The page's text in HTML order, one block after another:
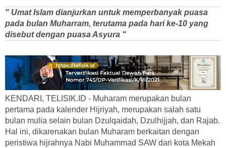
" Umat Islam dianjurkan untuk memperbanyak puasa
pada bulan Muharram, terutama pada hari ke-10 yang
disebut dengan puasa Asyura "
KENDARI, TELISIK.ID - Muharam merupakan bulan
pertama pada kalender Hijriyah, merupakan salah satu
bulan mulia selain bulan Dzulqaidah, Dzulhijjah, dan Rajab.
Hal ini, dikarenakan bulan Muharam berkaitan dengan
peristiwa hijrahnya Nabi Muhammad SAW dari kota Mekah